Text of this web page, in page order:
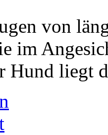
von
im
Hund liegt